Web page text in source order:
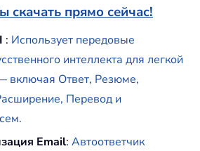
скачать прямо сейчас!
: Использует передовые
интеллекта для легкой
включая Ответ, Резюме,
Перевод и
Email:Автоответчик